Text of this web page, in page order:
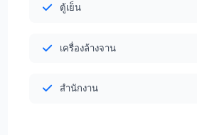
ตู้เย็น
เครื่องล้างจาน
สำนักงาน